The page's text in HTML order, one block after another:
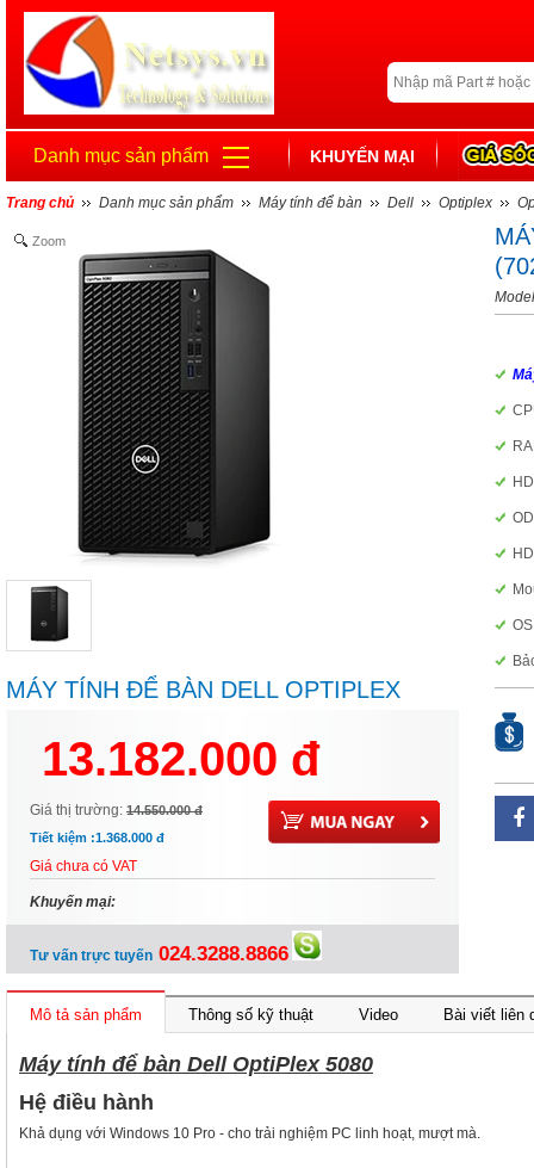
Danh mục sản phẩm KHUYẾN MẠI
Trang chủ Danh mục sản phẩm Máy tính để bàn Dell Optiplex
Zoom
MÁY TÍNH ĐỂ BÀN DELL OPTIPLEX
10500/4G/SSD256G
13.182.000 đ
Giá thị trường: 14.550.000 đ
Tiết kiệm :1.368.000 đ
Giá chưa có VAT
Khuyến mại:
Tư vấn trực tuyến 024.3288.8866
Mô tả sản phẩm Thông số kỹ thuật Video Bài viết liên
Máy tính để bàn Dell OptiPlex 5080
Hệ điều hành
Khả dụng với Windows 10 Pro - cho trải nghiệm PC linh hoạt, mượt mà.